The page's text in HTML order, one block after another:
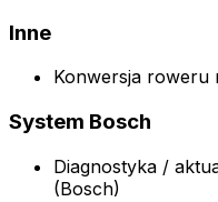
Inne
Konwersja roweru
System Bosch
Diagnostyka /
(Bosch)